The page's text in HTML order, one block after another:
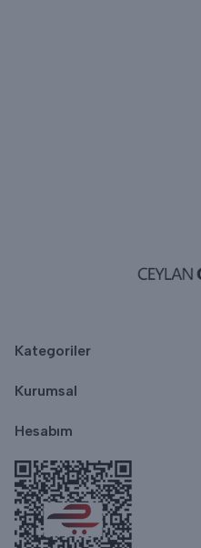
Kategoriler
Kurumsal
Hesabım